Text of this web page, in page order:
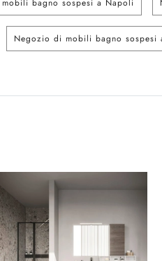
bagno sospesi a Napoli
Negozio di mobili bagno sospesi